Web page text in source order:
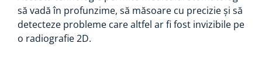
să vadă în profunzime, să măsoare cu precizie și să
detecteze probleme care altfel ar fi fost invizibile pe
o radiografie 2D.